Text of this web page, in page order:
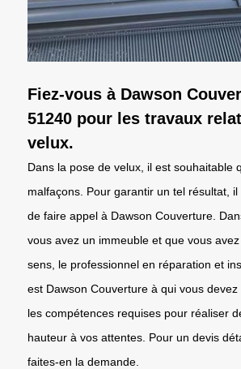
Fiez-vous à Dawson
51240 pour les travaux
velux.
Dans la pose de velux, il est souhaitable
malfaçons. Pour garantir un tel résultat,
de faire appel à Dawson Couverture.
vous avez un immeuble et que vous
sens, le professionnel en réparation et
est Dawson Couverture à qui vous
les compétences requises pour réaliser
hauteur à vos attentes. Pour un devis
faites-en la demande.